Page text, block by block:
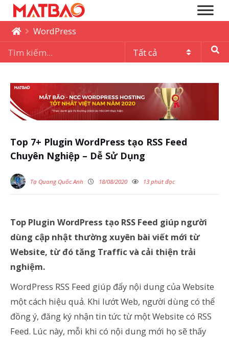
WordPress
Top 7+ Plugin WordPress tạo RSS Feed
Chuyên Nghiệp – Dễ Sử Dụng
Tạ Quang Quốc Anh 18/08/2020 13 phút đọc
Top Plugin WordPress tạo RSS Feed giúp người
dùng cập nhật thường xuyên bài viết mới từ
Website, từ đó tăng Traffic và cải thiện trải
nghiệm.
WordPress RSS Feed giúp đẩy nội dung của Website
một cách hiệu quả. Khi lướt Web, người dùng có thể
đồng ý, đăng ký nhận tin tức từ một Website có RSS
Feed. Lúc này, mỗi khi có nội dung mới họ sẽ thấy